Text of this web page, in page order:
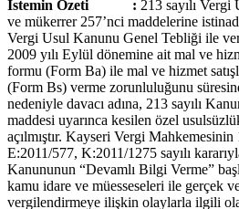
İstemin Özeti : 213 sayılı
ve mükerrer 257’nci maddelerine
Vergi Usul Kanunu Genel Tebliği ile
2009 yılı Eylül dönemine ait mal ve
formu (Form Ba) ile mal ve hizmet
(Form Bs) verme zorunluluğunu
nedeniyle davacı adına, 213 sayılı
maddesi uyarınca kesilen özel
açılmıştır. Kayseri Vergi
E:2011/577, K:2011/1275 sayılı
Kanununun “Devamlı Bilgi Verme”
kamu idare ve müesseseleri ile gerçek
vergilendirmeye ilişkin olaylarla ilgili